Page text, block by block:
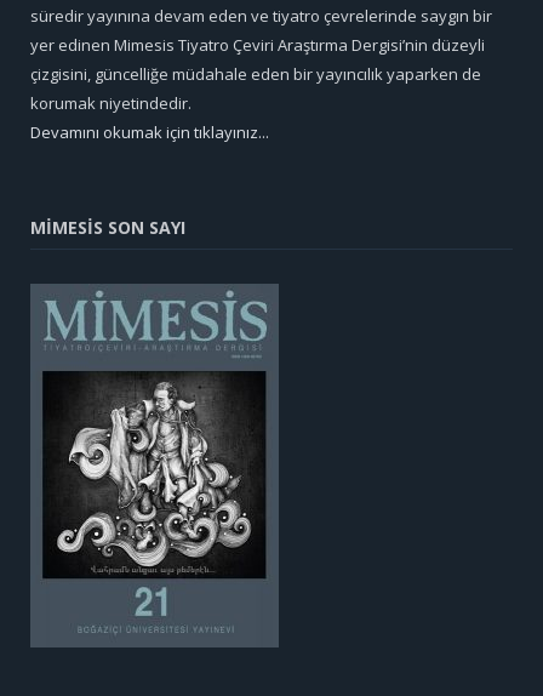
süredir yayınına devam eden ve tiyatro çevrelerinde saygın bir
yer edinen Mimesis Tiyatro Çeviri Araştırma Dergisi’nin düzeyli
çizgisini, güncelliğe müdahale eden bir yayıncılık yaparken de
korumak niyetindedir.
Devamını okumak için tıklayınız...
MİMESİS SON SAYI